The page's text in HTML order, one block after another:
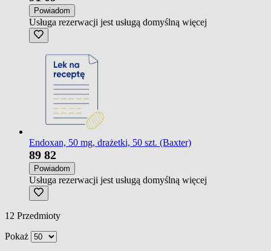
Powiadom
Usługa rezerwacji jest usługą domyślną więcej
Endoxan, 50 mg, drażetki, 50 szt. (Baxter)
89 82
Powiadom
Usługa rezerwacji jest usługą domyślną więcej
12 Przedmioty
Pokaż